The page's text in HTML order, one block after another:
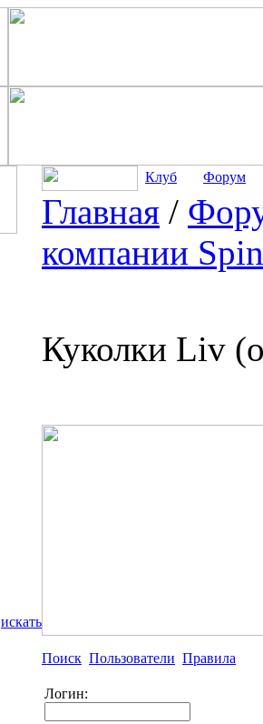
искать
Клуб Форум
Главная /
компании
Куколки Liv
Поиск Пользователи Правила
Логин: